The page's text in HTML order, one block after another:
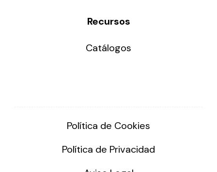
Recursos
Catálogos
Política de Cookies
Política de Privacidad